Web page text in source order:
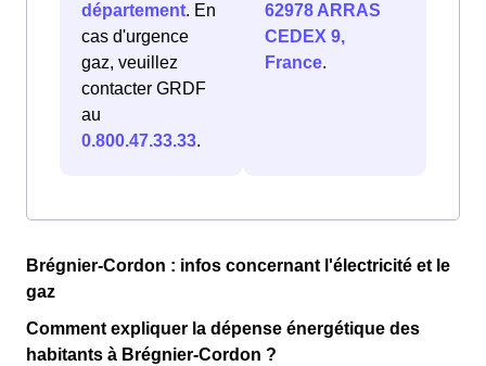
département. En
cas d'urgence
gaz, veuillez
contacter GRDF
au
0.800.47.33.33.
62978 ARRAS
CEDEX 9,
France.
Brégnier-Cordon : infos concernant l'électricité et le
gaz
Comment expliquer la dépense énergétique des
habitants à Brégnier-Cordon ?